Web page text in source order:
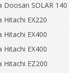
Doosan SOLAR 140
EX220
EX400
EX400
Hitachi EZ200